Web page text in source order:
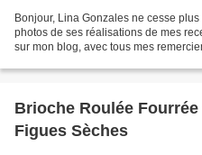
Bonjour, Lina Gonzales ne cesse
photos de ses réalisations de mes
sur mon blog, avec tous mes
Brioche Roulée
Figues Sèches